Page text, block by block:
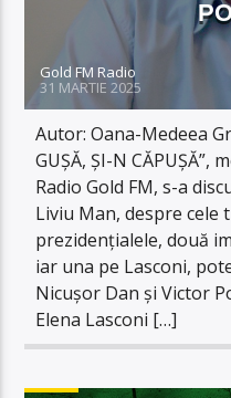
Gold FM Radio
31 MARTIE 2025
Autor: Oana-Medeea
GUȘĂ, ȘI-N CĂPUȘĂ”,
Radio Gold FM, s-a
Liviu Man, despre
prezidențialele, două
iar una pe Lasconi,
Nicușor Dan și Victor
Elena Lasconi […]